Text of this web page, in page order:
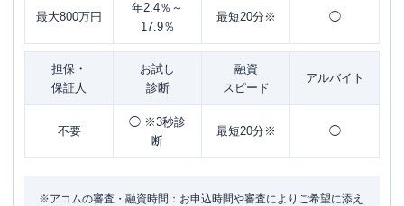
最大800万円
年2.4％～
17.9％
最短20分※ ◯
担保・
保証人
お試し
診断
融資
スピード
アルバイト
不要
◯ ※3秒診
断
最短20分※ ◯
※アコムの審査・融資時間：お申込時間や審査によりご希望に添え